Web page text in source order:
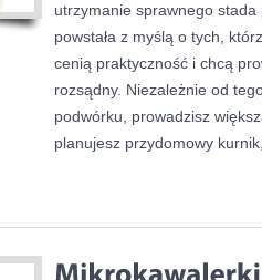
utrzymanie sprawnego stada
powstała z myślą o tych,
cenią praktyczność i chcą
rozsądny. Niezależnie od
podwórku, prowadzisz
planujesz przydomowy